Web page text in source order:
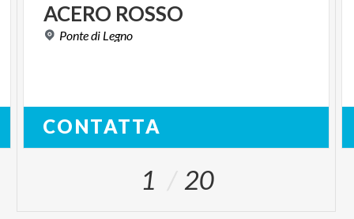
ACERO ROSSO
Pontedi Legno
CONTATTA
1 20